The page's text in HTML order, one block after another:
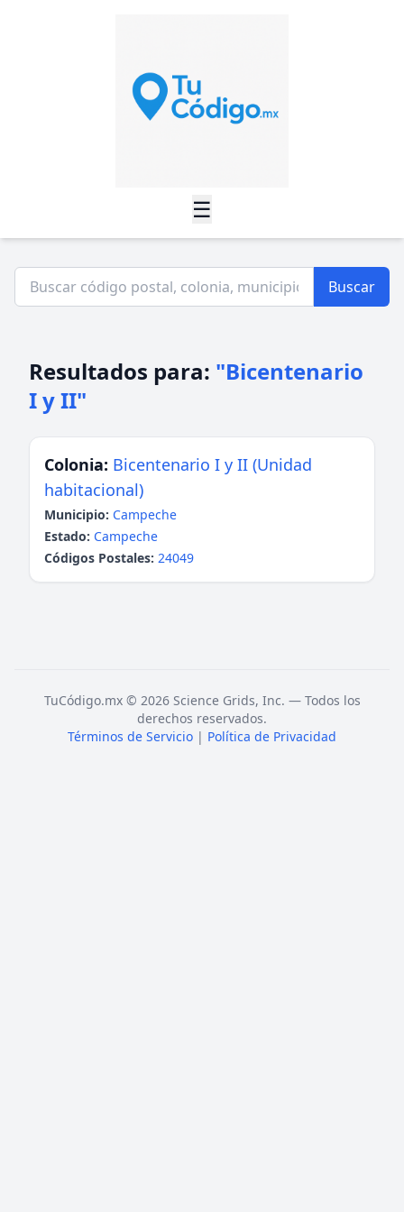
☰
Buscar
Resultados para: "Bicentenario
I y II"
Colonia: Bicentenario I y II (Unidad
habitacional)
Municipio: Campeche
Estado: Campeche
Códigos Postales: 24049
TuCódigo.mx © 2026 Science Grids, Inc. — Todos los
derechos reservados.
Términos de Servicio | Política de Privacidad